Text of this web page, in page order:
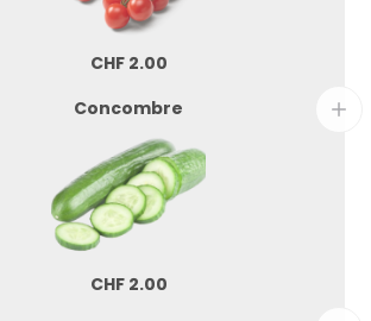
CHF2.00
Concombre
CHF2.00